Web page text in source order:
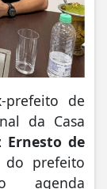
prefeito de
da Casa
Ernesto de
do prefeito
agenda